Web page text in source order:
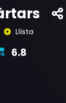
Llista
6.8